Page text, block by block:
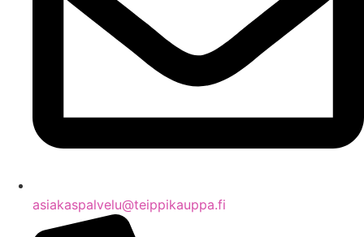
asiakaspalvelu@teippikauppa.fi